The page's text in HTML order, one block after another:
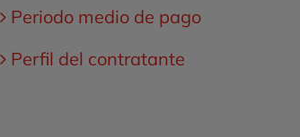
Periodo medio de pago
Perfil del contratante